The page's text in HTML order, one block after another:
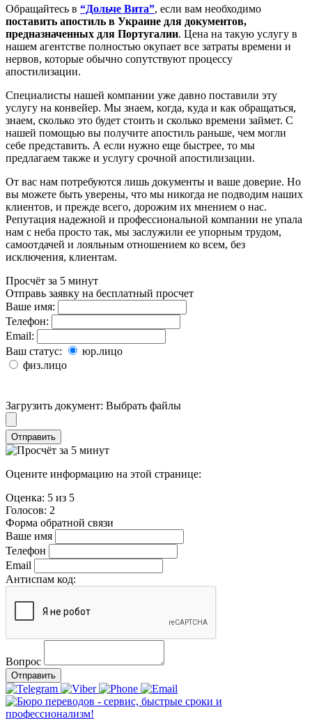
Обращайтесь в “Дольче Вита”, если вам необходимо
поставить апостиль в Украине для документов,
предназначенных для Португалии. Цена на такую услугу в
нашем агентстве полностью окупает все затраты времени и
нервов, которые обычно сопутствуют процессу
апостилизации.
Специалисты нашей компании уже давно поставили эту
услугу на конвейер. Мы знаем, когда, куда и как обращаться,
знаем, сколько это будет стоить и сколько времени займет. С
нашей помощью вы получите апостиль раньше, чем могли
себе представить. А если нужно еще быстрее, то мы
предлагаем также и услугу срочной апостилизации.
От вас нам потребуются лишь документы и ваше доверие. Но
вы можете быть уверены, что мы никогда не подводим наших
клиентов, и прежде всего, дорожим их мнением о нас.
Репутация надежной и профессиональной компании не упала
нам с неба просто так, мы заслужили ее упорным трудом,
самоотдачей и лояльным отношением ко всем, без
исключения, клиентам.
Просчёт за 5 минут
Отправь заявку на бесплатный просчет
Ваше имя:
Телефон:
Email:
Ваш статус:
юр.лицо
физ.лицо
Загрузить документ: Выбрать файлы
Отправить
Оцените информацию на этой странице:
Оценка: 5 из 5
Голосов: 2
Форма обратной связи
Ваше имя
Телефон
Email
Антиспам код:
Вопрос
Отправить